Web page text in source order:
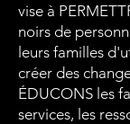
vise à
noirs de
leurs familles
créer des
ÉDUCONS les
services, les